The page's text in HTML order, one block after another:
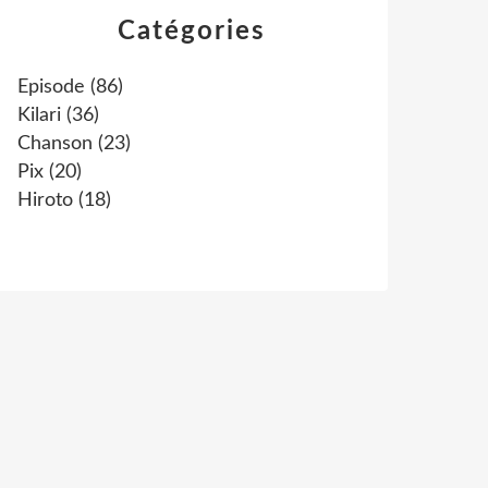
Catégories
Episode (86)
Kilari (36)
Chanson (23)
Pix (20)
Hiroto (18)